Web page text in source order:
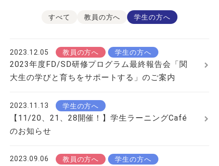
すべて 教員の方へ 学生の方へ
2023.12.05 教員の方へ 学生の方へ
2023年度FD/SD研修プログラム最終報告会「関
大生の学びと育ちをサポートする」のご案内
2023.11.13 学生の方へ
【11/20、21、28開催！】学生ラーニングCafé
のお知らせ
2023.09.06 教員の方へ 学生の方へ